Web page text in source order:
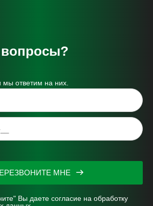
ответим на них.
МНЕ
Вы даете согласие на обработку